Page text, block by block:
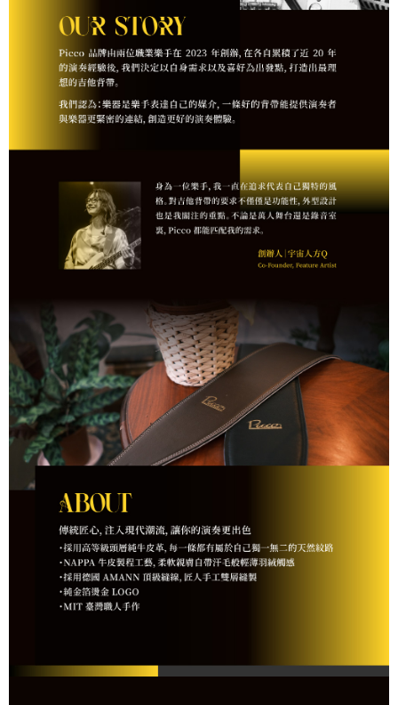
１．透過由恩沛科技股份有限公司提供之「AFTEE先享後付」服務完成之交
易，需依本服務之必要範圍內提供個人資料，並將交易相關給付款項請求債
權轉讓予恩沛科技股份有限公司。
２．關於個人資料處理事宜，請瀏覽以下網址：
https://aftee.tw/terms/#terms3
３．未成年的使用者請事先徵得法定代理人或監護人之同意方可使用
「AFTEE先享後付」，若未經同意申辦者引起之損失，本公司不負相關責
４．使用「AFTEE先享後付」時，將依據個別帳號之用戶狀況，依本公司即
時審查核予不同之上限額度；若仍有額度不足之情形，本公司將視審查結果
請求用戶進行身份認證。
５．嚴禁一人註冊多個帳號或使用他人資訊註冊。若發現惡意使用之情形，
恩沛科技股份有限公司將有權停止該用戶之使用額度並採取法律行動。
每筆NT$105，滿NT$899(含以上)免運費
宅配 - 配件
每筆NT$80，滿NT$899(含以上)免運費
宅配 - 離島